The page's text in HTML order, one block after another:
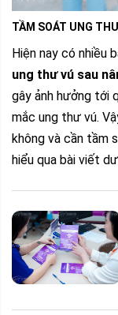
TẦM SOÁT UNG
Hiện nay có nhiều
ung thư vú sau
gây ảnh hưởng tới
mắc ung thư vú.
không và cần tầm
hiểu qua bài viết